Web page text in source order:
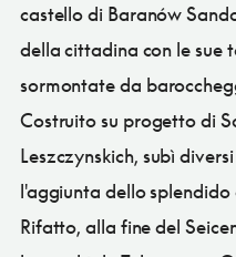
castello di Baranów
della cittadina con le sue
sormontate da
Costruito su progetto di
Leszczynskich, subì
l'aggiunta dello
Rifatto, alla fine del